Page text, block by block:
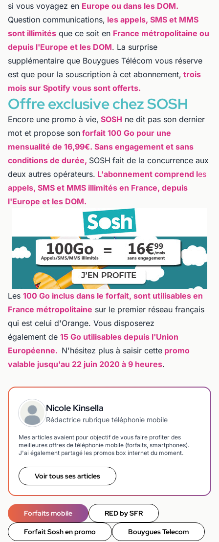
si vous voyagez en Europe ou dans les DOM.
Question communications, les appels, SMS et MMS
sont illimités que ce soit en France métropolitaine ou
depuis l'Europe et les DOM. La surprise
supplémentaire que Bouygues Télécom vous réserve
est que pour la souscription à cet abonnement, trois
mois sur Spotify vous sont offerts.
Offre exclusive chez SOSH
Encore une promo à vie, SOSH ne dit pas son dernier
mot et propose son forfait 100 Go pour une
mensualité de 16,99€. Sans engagement et sans
conditions de durée, SOSH fait de la concurrence aux
deux autres opérateurs. L'abonnement comprend les
appels, SMS et MMS illimités en France, depuis
l'Europe et les DOM.
Les 100 Go inclus dans le forfait, sont utilisables en
France métropolitaine sur le premier réseau français
qui est celui d'Orange. Vous disposerez
également de 15 Go utilisables depuis l'Union
Européenne. N'hésitez plus à saisir cette promo
valable jusqu'au 22 juin 2020 à 9 heures.
Nicole Kinsella
Rédactrice rubrique téléphonie mobile
Mes articles avaient pour objectif de vous faire profiter des
meilleures offres de téléphonie mobile (forfaits, smartphones).
J'ai également partagé les promos box internet du moment.
Voir tous ses articles
Forfaits mobile RED by SFR
Forfait Sosh en promo Bouygues Telecom